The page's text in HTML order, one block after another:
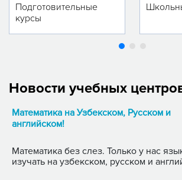
Подготовительные
курсы
Новости учебных
Математика на Узбекском, Русском и
английском!
Математика без слез. Только у нас
изучать на узбекском, русском и